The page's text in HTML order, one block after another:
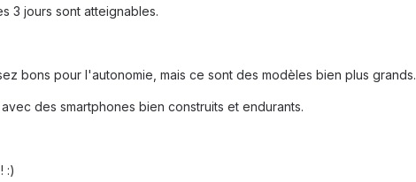
3 jours sont atteignables.
bons pour l'autonomie, mais ce sont des modèles bien plus grands.
des smartphones bien construits et endurants.
:)